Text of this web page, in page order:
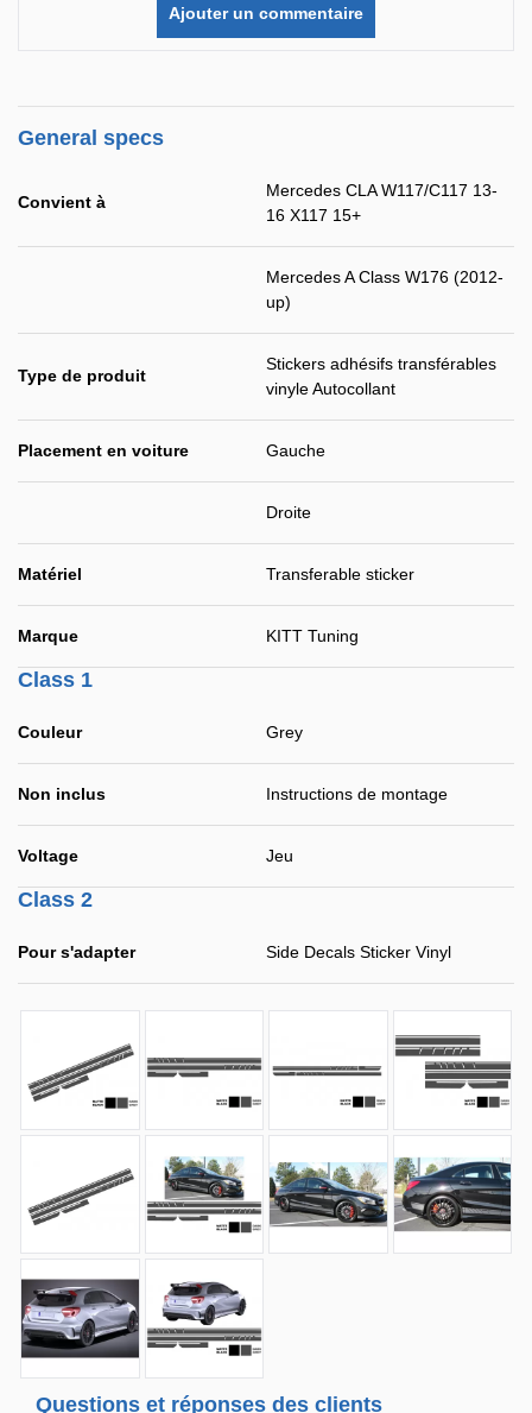
Ajouter un commentaire
General specs
Convient à
Mercedes CLA W117/C117 13-
16 X117 15+
Mercedes A Class W176 (2012-
up)
Type de produit
Stickers adhésifs transférables
vinyle Autocollant
Placement en voiture Gauche
Droite
Matériel Transferable sticker
Marque KITT Tuning
Class 1
Couleur Grey
Non inclus Instructions de montage
Voltage Jeu
Class 2
Pour s'adapter Side Decals Sticker Vinyl
Questions et réponses des clients